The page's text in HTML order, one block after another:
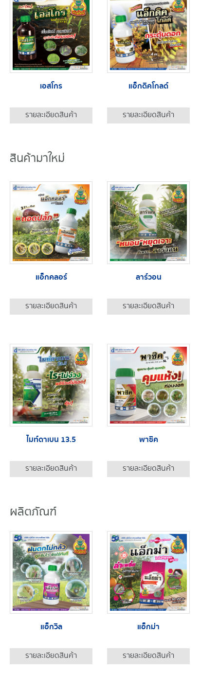
เอสโกร
รายละเอียดสินค้า
แอ็กดิคโกลด์
รายละเอียดสินค้า
สินค้ามาใหม่
แอ็กคลอร์
รายละเอียดสินค้า
ลาร์วอน
รายละเอียดสินค้า
ไมท์ดาเบน 13.5
รายละเอียดสินค้า
พาซิค
รายละเอียดสินค้า
ผลิตภัณฑ์
แอ็กวิล
รายละเอียดสินค้า
แอ็กม่า
รายละเอียดสินค้า